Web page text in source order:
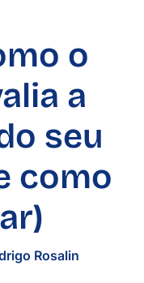
o
a
seu
como
Rosalin